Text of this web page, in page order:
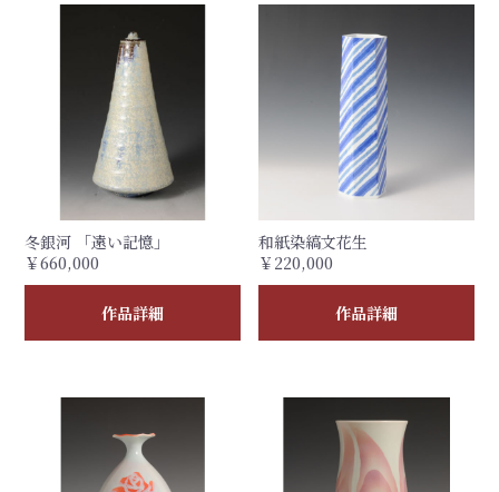
冬銀河 「遠い記憶」
￥660,000
作品詳細
和紙染縞文花生
￥220,000
作品詳細